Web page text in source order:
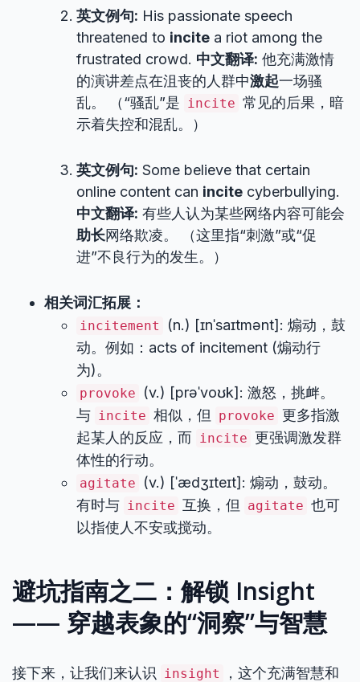
英文例句: His passionate speech
threatened to incite a riot among the
frustrated crowd. 中文翻译: 他充满激情
的演讲差点在沮丧的人群中激起一场骚
乱。 （“骚乱”是 incite 常见的后果，暗
示着失控和混乱。）
英文例句: Some believe that certain
online content can incite cyberbullying.
中文翻译: 有些人认为某些网络内容可能会
助长网络欺凌。 （这里指“刺激”或“促
进”不良行为的发生。）
相关词汇拓展：
incitement
(n.) [ɪnˈsaɪtmənt]: 煽动，鼓
动。例如：acts of incitement (煽动行
为)。
provoke
(v.) [prəˈvoʊk]: 激怒，挑衅。
与 incite 相似，但 provoke 更多指激
起某人的反应，而 incite 更强调激发群
体性的行动。
agitate
(v.) [ˈædʒɪteɪt]: 煽动，鼓动。
有时与 incite 互换，但 agitate 也可
以指使人不安或搅动。
避坑指南之二：解锁 Insight
—— 穿越表象的“洞察”与智慧
接下来，让我们来认识 insight
，这个充满智慧和